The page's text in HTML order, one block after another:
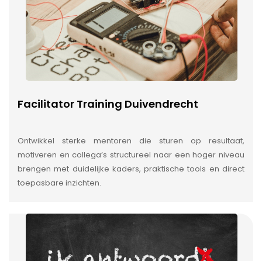
Facilitator Training Duivendrecht
Ontwikkel sterke mentoren die sturen op resultaat,
motiveren en collega’s structureel naar een hoger niveau
brengen met duidelijke kaders, praktische tools en direct
toepasbare inzichten.